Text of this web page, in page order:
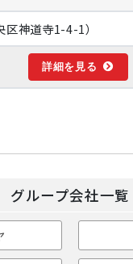
神道寺1-4-1）
詳細を見る
グループ会社一覧